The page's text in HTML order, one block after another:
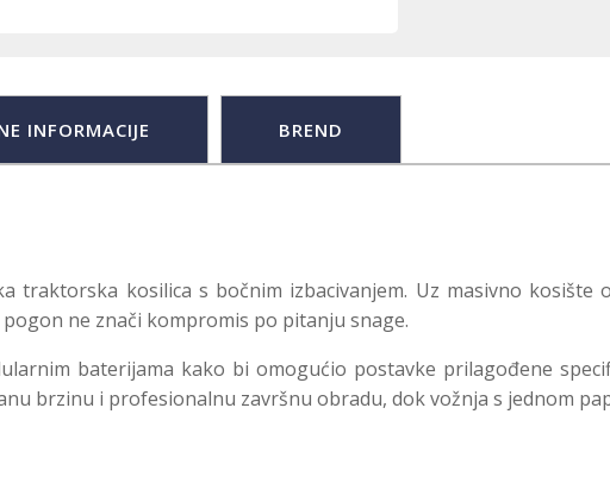
INFORMACIJE BREND
traktorska kosilica s bočnim izbacivanjem. Uz masivno
ne znači kompromis po pitanju snage.
baterijama kako bi omogućio postavke prilagođene
brzinu i profesionalnu završnu obradu, dok vožnja s jednom